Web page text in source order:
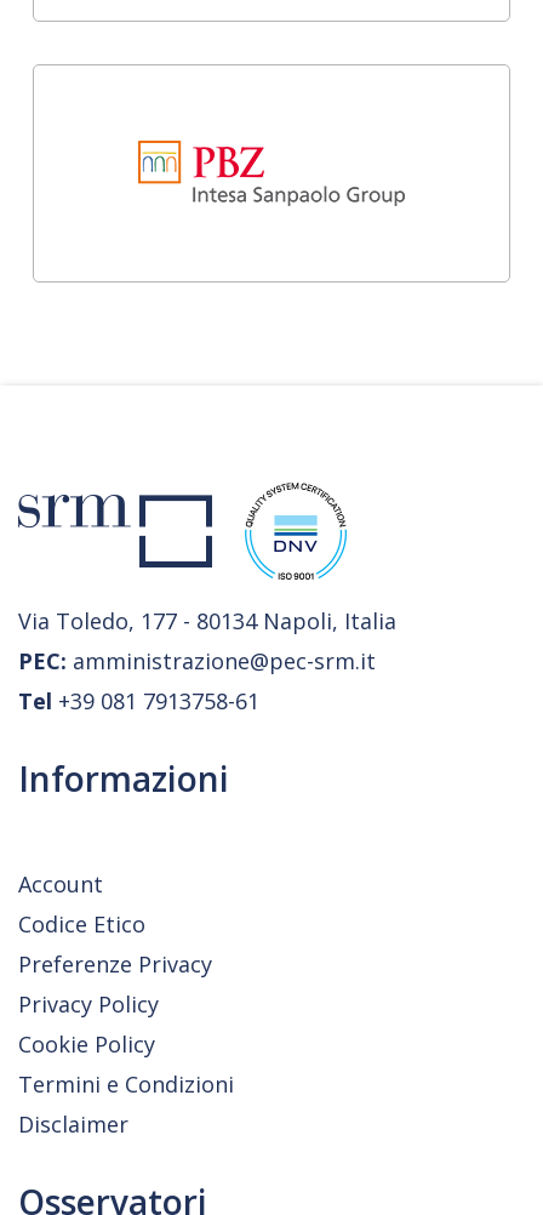
Via Toledo, 177 - 80134 Napoli, Italia
PEC: amministrazione@pec-srm.it
Tel +39 081 7913758-61
Informazioni
Account
Codice Etico
Preferenze Privacy
Privacy Policy
Cookie Policy
Termini e Condizioni
Disclaimer
Osservatori